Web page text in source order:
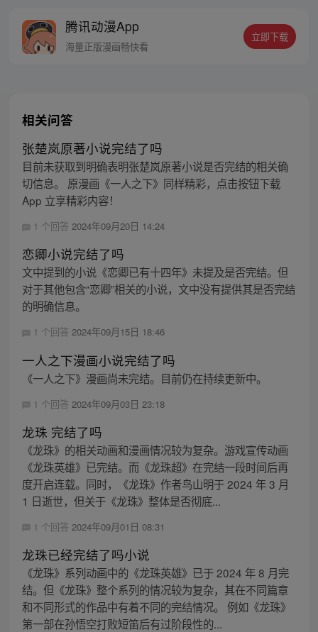
腾讯动漫App
海量正版漫画畅快看
立即下载
相关问答
张楚岚原著小说完结了吗
目前未获取到明确表明张楚岚原著小说是否完结的相关确
切信息。 原漫画《一人之下》同样精彩，点击按钮下载
App 立享精彩内容！
1 个回答 2024年09月20日 14:24
恋卿小说完结了吗
文中提到的小说《恋卿已有十四年》未提及是否完结。但
对于其他包含“恋卿”相关的小说，文中没有提供其是否完结
的明确信息。
1 个回答 2024年09月15日 18:46
一人之下漫画小说完结了吗
《一人之下》漫画尚未完结。目前仍在持续更新中。
1 个回答 2024年09月03日 23:18
龙珠 完结了吗
《龙珠》的相关动画和漫画情况较为复杂。游戏宣传动画
《龙珠英雄》已完结。而《龙珠超》在完结一段时间后再
度开启连载。同时，《龙珠》作者鸟山明于 2024 年 3 月
1 日逝世，但关于《龙珠》整体是否彻底...
1 个回答 2024年09月01日 08:31
龙珠已经完结了吗小说
《龙珠》系列动画中的《龙珠英雄》已于 2024 年 8 月完
结。但《龙珠》整个系列的情况较为复杂，其在不同篇章
和不同形式的作品中有着不同的完结情况。 例如《龙珠》
第一部在孙悟空打败短笛后有过阶段性的...